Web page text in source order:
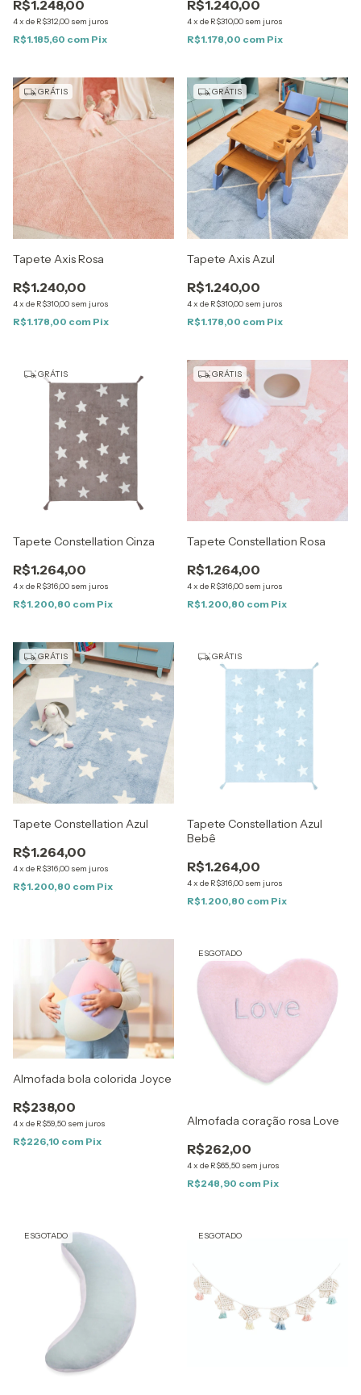
R$1.248,00
4x de R$312,00 sem juros
R$1.185,60 com Pix
R$1.240,00
4x de R$310,00 sem juros
R$1.178,00 com Pix
GRÁTIS
Tapete Axis Rosa
R$1.240,00
4x de R$310,00 sem juros
R$1.178,00 com Pix
GRÁTIS
Tapete Axis Azul
R$1.240,00
4x de R$310,00 sem juros
R$1.178,00 com Pix
GRÁTIS
Tapete Constellation Cinza
R$1.264,00
4x de R$316,00 sem juros
R$1.200,80 com Pix
GRÁTIS
Tapete Constellation Rosa
R$1.264,00
4x de R$316,00 sem juros
R$1.200,80 com Pix
GRÁTIS
Tapete Constellation Azul
R$1.264,00
4x de R$316,00 sem juros
R$1.200,80 com Pix
GRÁTIS
Tapete Constellation Azul
Bebê
R$1.264,00
4x de R$316,00 sem juros
R$1.200,80 com Pix
Almofada bola colorida Joyce
R$238,00
4x de R$59,50 sem juros
R$226,10 com Pix
ESGOTADO
Almofada coração rosa Love
R$262,00
4x de R$65,50 sem juros
R$248,90 com Pix
ESGOTADO ESGOTADO